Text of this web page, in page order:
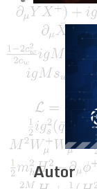
Autor